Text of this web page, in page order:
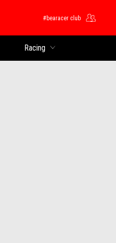
#bearacer club
Racing